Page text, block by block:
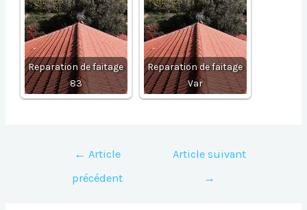
Reparation de faitage
83
Reparation de faitage
Var
Navigation
l’article
← Article
précédent
Article suivant
→